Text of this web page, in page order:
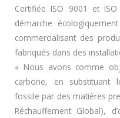
Certifiée ISO 9001 et
démarche
commercialisant des
fabriqués dans des
« Nous avons comme
carbone, en substituant
fossile par des matières
Réchauffement Global),